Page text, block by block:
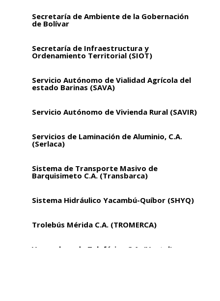
Secretaría de Ambiente de la Gobernación
de Bolívar
Secretaría de Infraestructura y
Ordenamiento Territorial (SIOT)
Servicio Autónomo de Vialidad Agrícola del
estado Barinas (SAVA)
Servicio Autónomo de Vivienda Rural (SAVIR)
Servicios de Laminación de Aluminio, C.A.
(Serlaca)
Sistema de Transporte Masivo de
Barquisimeto C.A. (Transbarca)
Sistema Hidráulico Yacambú-Quíbor (SHYQ)
Trolebús Mérida C.A. (TROMERCA)
Venezolana de Teleférico C.A. (Ventel)